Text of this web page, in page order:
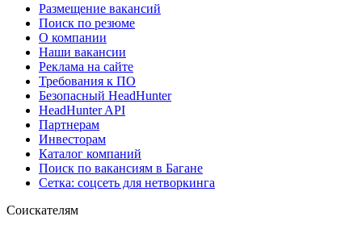
Размещение вакансий
Поиск по резюме
О компании
Наши вакансии
Реклама на сайте
Требования к ПО
Безопасный HeadHunter
HeadHunter API
Партнерам
Инвесторам
Каталог компаний
Поиск по вакансиям в Багане
Сетка: соцсеть для нетворкинга
Соискателям